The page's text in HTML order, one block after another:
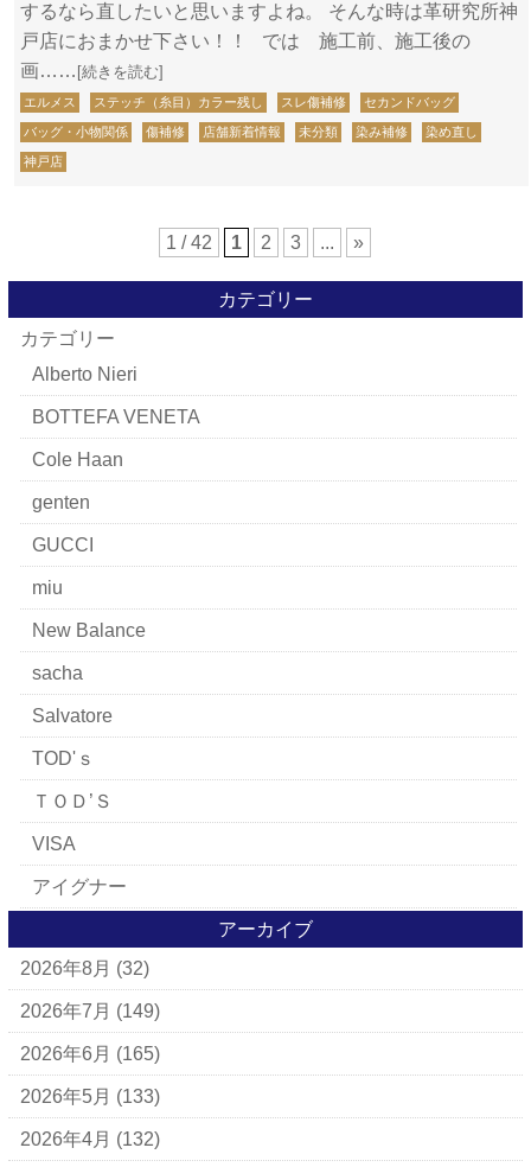
するなら直したいと思いますよね。 そんな時は革研究所神
戸店におまかせ下さい！！ では 施工前、施工後の
画…… [続きを読む]
エルメス ステッチ（糸目）カラー残し スレ傷補修 セカンドバッグ
バッグ・小物関係 傷補修 店舗新着情報 未分類 染み補修 染め直し
神戸店
1 / 42 1 2 3 ... »
カテゴリー
カテゴリー
Alberto Nieri
BOTTEFA VENETA
Cole Haan
genten
GUCCI
miu
New Balance
sacha
Salvatore
TOD'ｓ
ＴＯＤ’Ｓ
VISA
アイグナー
アパレルブランド
BALLY
ＵＧＧ
アナスイ
アニエスベー
アーカイブ
2026年8月 (32)
2026年7月 (149)
2026年6月 (165)
2026年5月 (133)
2026年4月 (132)